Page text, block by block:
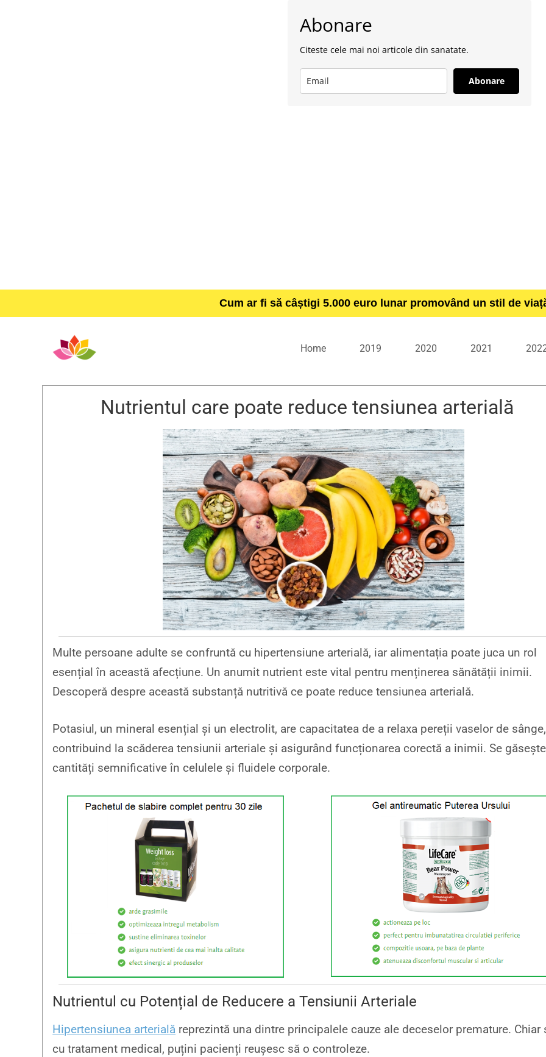
Abonare
Citeste cele mai noi articole din sanatate.
Abonare
Cum ar fi să câștigi 5.000 euro lunar promovând un stil de
Home 2019 2020 2021
Nutrientul care poate reduce tensiunea arterială
Multe persoane adulte se confruntă cu hipertensiune arterială, iar alimentația poate juca un rol
esențial în această afecțiune. Un anumit nutrient este vital pentru menținerea sănătății inimii.
Descoperă despre această substanță nutritivă ce poate reduce tensiunea arterială.
Potasiul, un mineral esențial și un electrolit, are capacitatea de a relaxa pereții vaselor de sânge,
contribuind la scăderea tensiunii arteriale și asigurând funcționarea corectă a inimii. Se
cantități semnificative în celulele și fluidele corporale.
Nutrientul cu Potențial de Reducere a Tensiunii Arteriale
Hipertensiunea arterială reprezintă una dintre principalele cauze ale deceselor premature. Chiar
cu tratament medical, puțini pacienți reușesc să o controleze.